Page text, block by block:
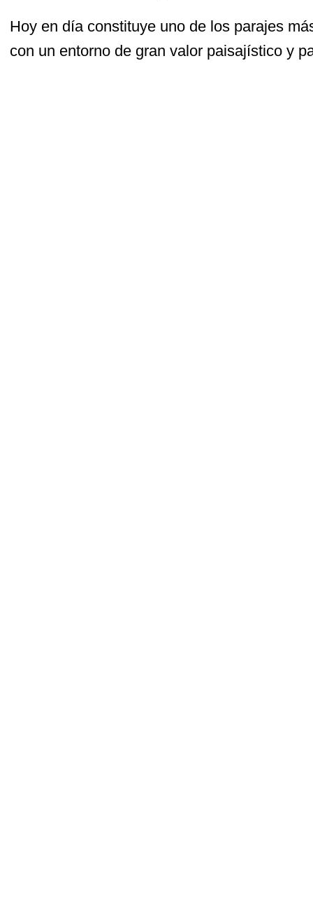
Hoy en día constituye uno de los parajes
con un entorno de gran valor paisajístico y